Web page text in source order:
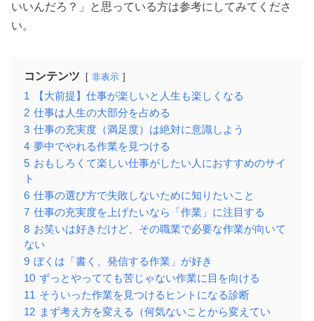
いいんだろ？」と思っている方は参考にしてみてくださ
い。
コンテンツ 非表示
1
【大前提】仕事が楽しいと人生も楽しくなる
2 仕事は人生の大部分を占める
3 仕事の充実度（満足度）は絶対に意識しよう
4 夢中でやれる作業を見つける
5 おもしろくて楽しい仕事がしたい人におすすめのサイ
ト
6 仕事の選び方で失敗しないために知りたいこと
7 仕事の充実度を上げたいなら「作業」に注目する
8 お笑いは好きだけど、その職業で必要な作業が向いて
ない
9 ぼくは「書く、発信する作業」が好き
10 ずっとやってても苦じゃない作業に目を向ける
11 そういった作業を見つけるヒントになる診断
12 まず考え方を変える（何気ないことから変えてい